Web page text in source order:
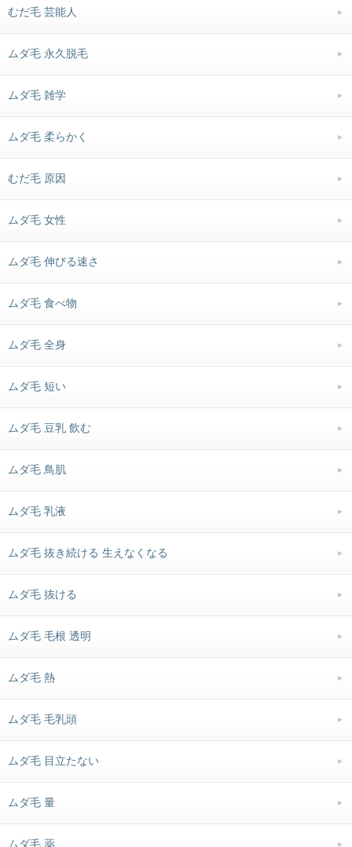
むだ毛 芸能人
ムダ毛 永久脱毛
ムダ毛 雑学
ムダ毛 柔らかく
むだ毛 原因
ムダ毛 女性
ムダ毛 伸びる速さ
ムダ毛 食べ物
ムダ毛 全身
ムダ毛 短い
ムダ毛 豆乳 飲む
ムダ毛 鳥肌
ムダ毛 乳液
ムダ毛 抜き続ける 生えなくなる
ムダ毛 抜ける
ムダ毛 毛根 透明
ムダ毛 熱
ムダ毛 毛乳頭
ムダ毛 目立たない
ムダ毛 量
ムダ毛 薬